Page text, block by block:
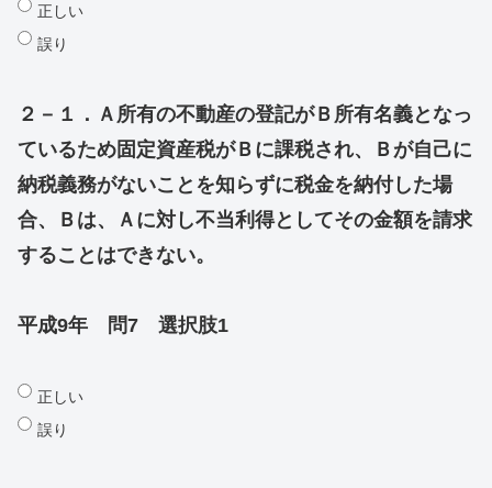
正しい
誤り
２－１．Ａ所有の不動産の登記がＢ所有名義となっ
ているため固定資産税がＢに課税され、Ｂが自己に
納税義務がないことを知らずに税金を納付した場
合、Ｂは、Ａに対し不当利得としてその金額を請求
することはできない。
平成9年 問7 選択肢1
正しい
誤り